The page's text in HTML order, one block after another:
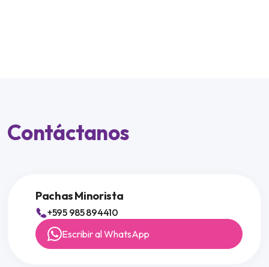
Contáctanos
Pachas Minorista
+595 985 894410
Escribir al WhatsApp